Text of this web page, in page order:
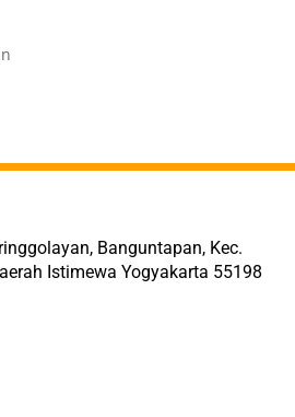
Banguntapan, Kec.
Istimewa Yogyakarta 55198